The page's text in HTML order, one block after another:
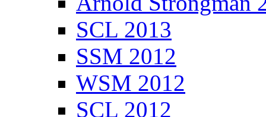
SCL 2013
SSM 2012
WSM 2012
SCL 2012